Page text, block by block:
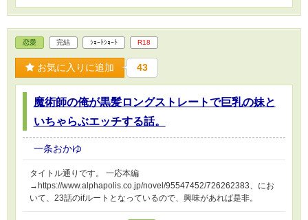
恋愛 完結 ｼｮｰﾄｼｮｰﾄ R18
お気に入りに追加 43
魔術師の俺が黒髪ロングストレートで巨乳の妹と
いちゃらぶエッチする話。
一条おかゆ
タイトル通りです。 一応本編
→https://www.alphapolis.co.jp/novel/95547452/726262383、にお
いて、23話のifルートとなっているので、興味があれば是非。